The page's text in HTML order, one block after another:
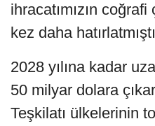
ihracatımızın
kez daha
2028 yılına kadar
50 milyar dolara
Teşkilatı ülkelerinin